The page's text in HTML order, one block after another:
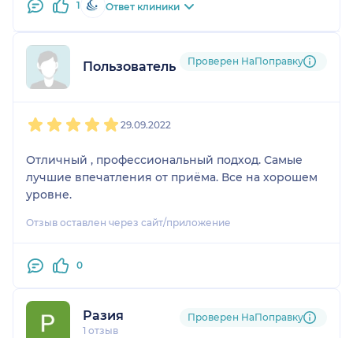
1 Ответ клиники
Пользователь НаПоправку
Проверен НаПоправку
29.09.2022
Отличный , профессиональный подход. Самые
лучшие впечатления от приёма. Все на хорошем
уровне.
Отзыв оставлен через сайт/приложение
0
Разия
1 отзыв
Проверен НаПоправку